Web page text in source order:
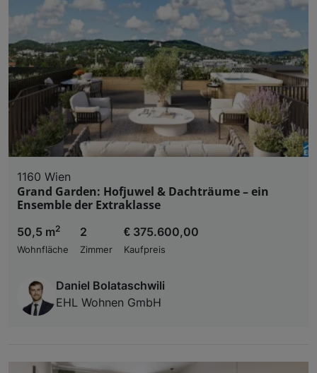
1160 Wien
Grand Garden: Hofjuwel & Dachträume – ein
Ensemble der Extraklasse
50,5 m2
Wohnfläche
2
Zimmer
€ 375.600,00
Kaufpreis
Daniel Bolataschwili
EHL Wohnen GmbH